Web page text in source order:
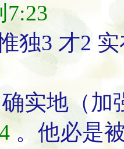
7:23
独3 才2
确实地 （
。 他必是